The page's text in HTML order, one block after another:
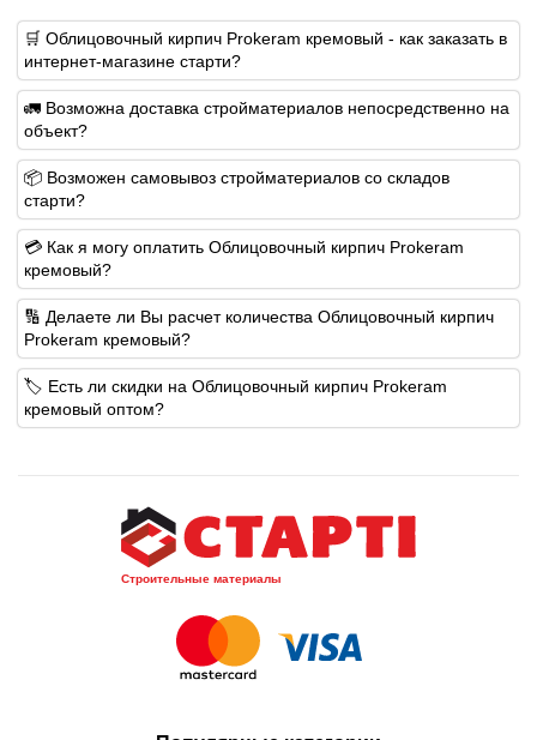
🛒 Облицовочный кирпич Prokeram кремовый - как заказать в
интернет-магазине старти?
🚛 Возможна доставка стройматериалов непосредственно на
объект?
📦 Возможен самовывоз стройматериалов со складов
старти?
💳 Как я могу оплатить Облицовочный кирпич Prokeram
кремовый?
🔢 Делаете ли Вы расчет количества Облицовочный кирпич
Prokeram кремовый?
🏷️ Есть ли скидки на Облицовочный кирпич Prokeram
кремовый оптом?
Строительные материалы